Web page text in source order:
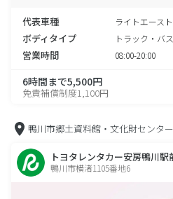
代表車種 ライトエース
ボディタイプ トラック・バ
営業時間 08:00-20:00
6時間まで5,500円
免責補償制度1,100円
鴨川市郷土資料館・文化財センタ
トヨタレンタカー安房鴨川駅
鴨川市横渚1105番地6